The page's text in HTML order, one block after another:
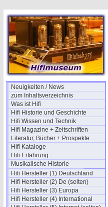
Neuigkeiten / News
zum Inhaltsverzeichnis
Was ist Hifi
Hifi Historie und Geschichte
Hifi Wissen und Technik
Hifi Magazine + Zeitschriften
Literatur, Bücher + Prospekte
Hifi Kataloge
Hifi Erfahrung
Musikalische Historie
Hifi Hersteller (1) Deutschland
Hifi Hersteller (2) De (selten)
Hifi Hersteller (3) Europa
Hifi Hersteller (4) International